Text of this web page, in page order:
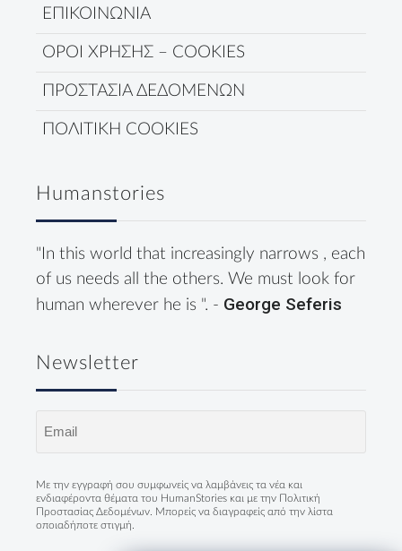
ΕΠΙΚΟΙΝΩΝΙΑ
ΟΡΟΙ ΧΡΗΣΗΣ – COOKIES
ΠΡΟΣΤΑΣΙΑ ΔΕΔΟΜΕΝΩΝ
ΠΟΛΙΤΙΚΗ COOKIES
Humanstories
"In this world that increasingly narrows , each
of us needs all the others. We must look for
human wherever he is ". - George Seferis
Newsletter
Με την εγγραφή σου συμφωνείς να λαμβάνεις τα νέα και
ενδιαφέροντα θέματα του HumanStories και με την
Πολιτική
Προστασίας Δεδομένων . Μπορείς να διαγραφείς από την λίστα
οποιαδήποτε στιγμή.